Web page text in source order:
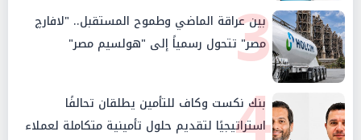
3
بين عراقة الماضي وطموح المستقبل.. "لافارچ
مصر" تتحول رسمياً إلى "هولسيم مصر"
بنك نكست وكاف للتأمين يطلقان تحالفًا
استراتيجيًا لتقديم حلول تأمينية متكاملة لعملاء